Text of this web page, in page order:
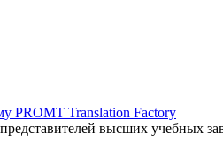
PROMT Translation Factory
высших учебных